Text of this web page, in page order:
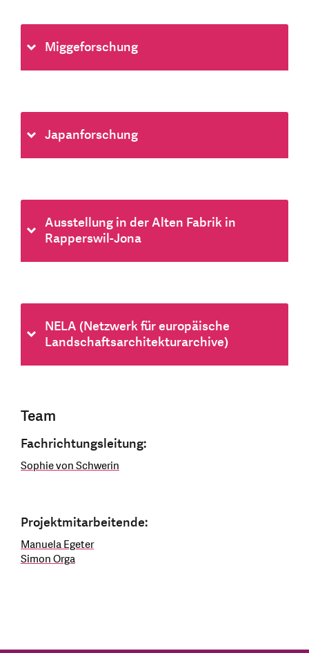
Miggeforschung
Japanforschung
Ausstellung in der Alten Fabrik in
Rapperswil-Jona
NELA (Netzwerk für europäische
Landschaftsarchitekturarchive)
Team
Fachrichtungsleitung:
Sophie von Schwerin
Projektmitarbeitende:
Manuela Egeter
Simon Orga